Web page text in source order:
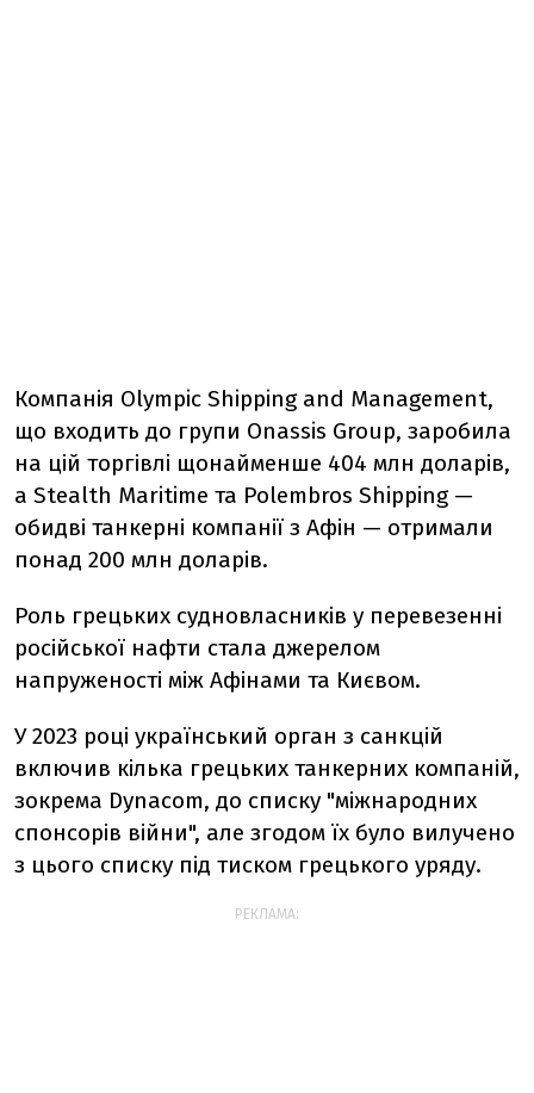
Компанія Olympic Shipping and Management,
що входить до групи Onassis Group, заробила
на цій торгівлі щонайменше 404 млн доларів,
а Stealth Maritime та Polembros Shipping —
обидві танкерні компанії з Афін — отримали
понад 200 млн доларів.
Роль грецьких судновласників у перевезенні
російської нафти стала джерелом
напруженості між Афінами та Києвом.
У 2023 році український орган з санкцій
включив кілька грецьких танкерних компаній,
зокрема Dynacom, до списку "міжнародних
спонсорів війни", але згодом їх було вилучено
з цього списку під тиском грецького уряду.
РЕКЛАМА: